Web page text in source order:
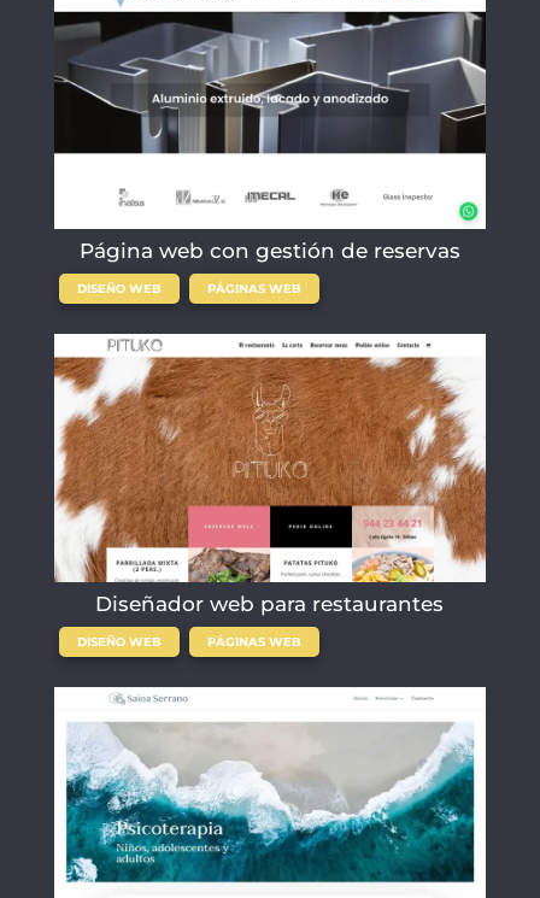
Página web con gestión de reservas
DISEÑO WEB
,
PÁGINAS WEB
Diseñador web para restaurantes
DISEÑO WEB
,
PÁGINAS WEB